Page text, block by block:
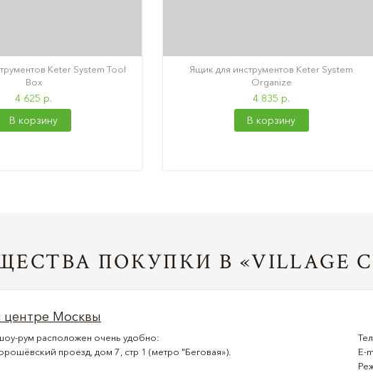
Keter System Tool
Box
4 625 р.
В корзину
Ящик для инструментов Keter System
Organize
4 835 р.
В корзину
ПОКУПКИ В «VILLAGE
центре Москвы
рум расположен очень удобно:
проезд, дом 7, стр 1 (метро "Беговая»).
E-